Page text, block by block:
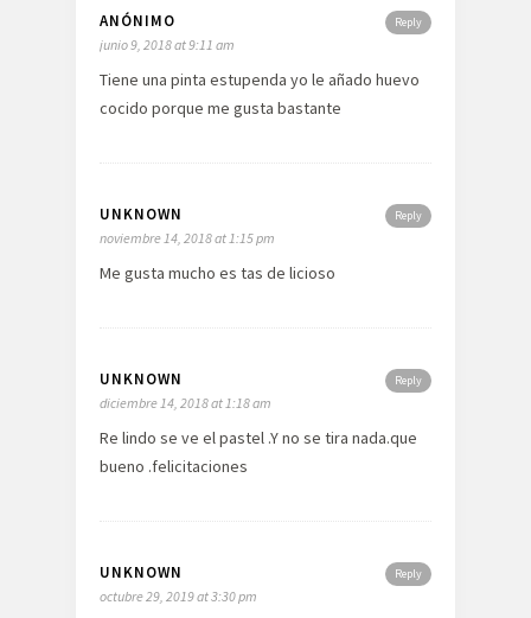
Reply
ANÓNIMO
junio 9, 2018 at 9:11 am
Tiene una pinta estupenda yo le añado huevo
cocido porque me gusta bastante
Reply
UNKNOWN
noviembre 14, 2018 at 1:15 pm
Me gusta mucho es tas de licioso
Reply
UNKNOWN
diciembre 14, 2018 at 1:18 am
Re lindo se ve el pastel .Y no se tira nada.que
bueno .felicitaciones
Reply
UNKNOWN
octubre 29, 2019 at 3:30 pm